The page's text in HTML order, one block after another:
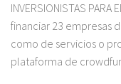
INVERSIONISTAS
financiar 23 empresas
como de servicios o
plataforma de